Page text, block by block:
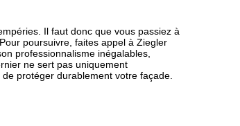
Il faut donc que vous passiez à
poursuivre, faites appel à Ziegler
professionnalisme inégalables,
ne sert pas uniquement
protéger durablement votre façade.